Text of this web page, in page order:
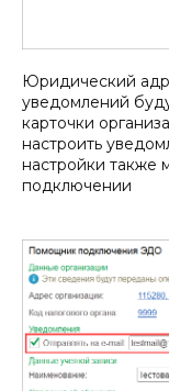
Юридический
уведомлений
карточки
настроить
настройки также
подключении